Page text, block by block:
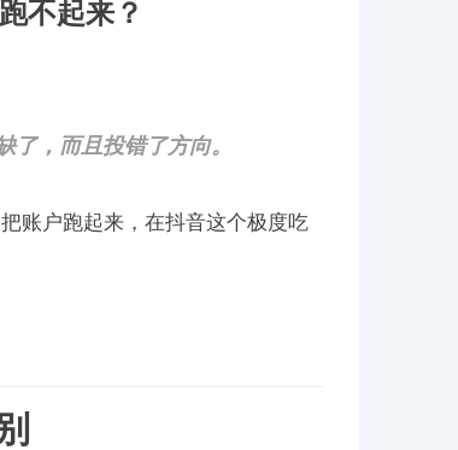
不起来？
了，而且投错了方向。
账户跑起来，在抖音这个极度吃